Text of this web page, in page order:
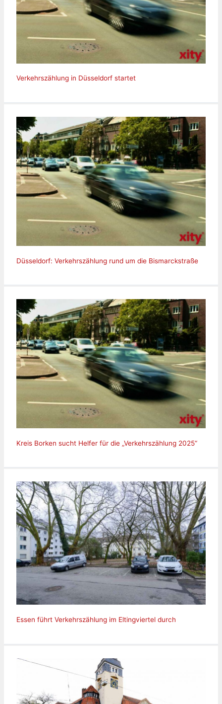
Verkehrszählung in Düsseldorf startet
Düsseldorf: Verkehrszählung rund um die Bismarckstraße
Kreis Borken sucht Helfer für die „Verkehrszählung 2025“
Essen führt Verkehrszählung im Eltingviertel durch